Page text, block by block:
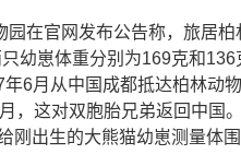
在官网发布公告称，旅居
幼崽体重分别为169克和
年6月从中国成都抵达柏林
，这对双胞胎兄弟返回中国
刚出生的大熊猫幼崽测量体